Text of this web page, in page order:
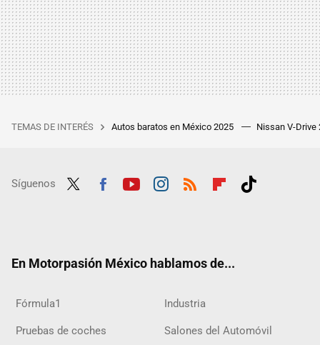
TEMAS DE INTERÉS Autos baratos en México 2025 Nissan V-Drive
Síguenos
En Motorpasión México hablamos de...
Fórmula1 Industria
Pruebas de coches Salones del Automóvil